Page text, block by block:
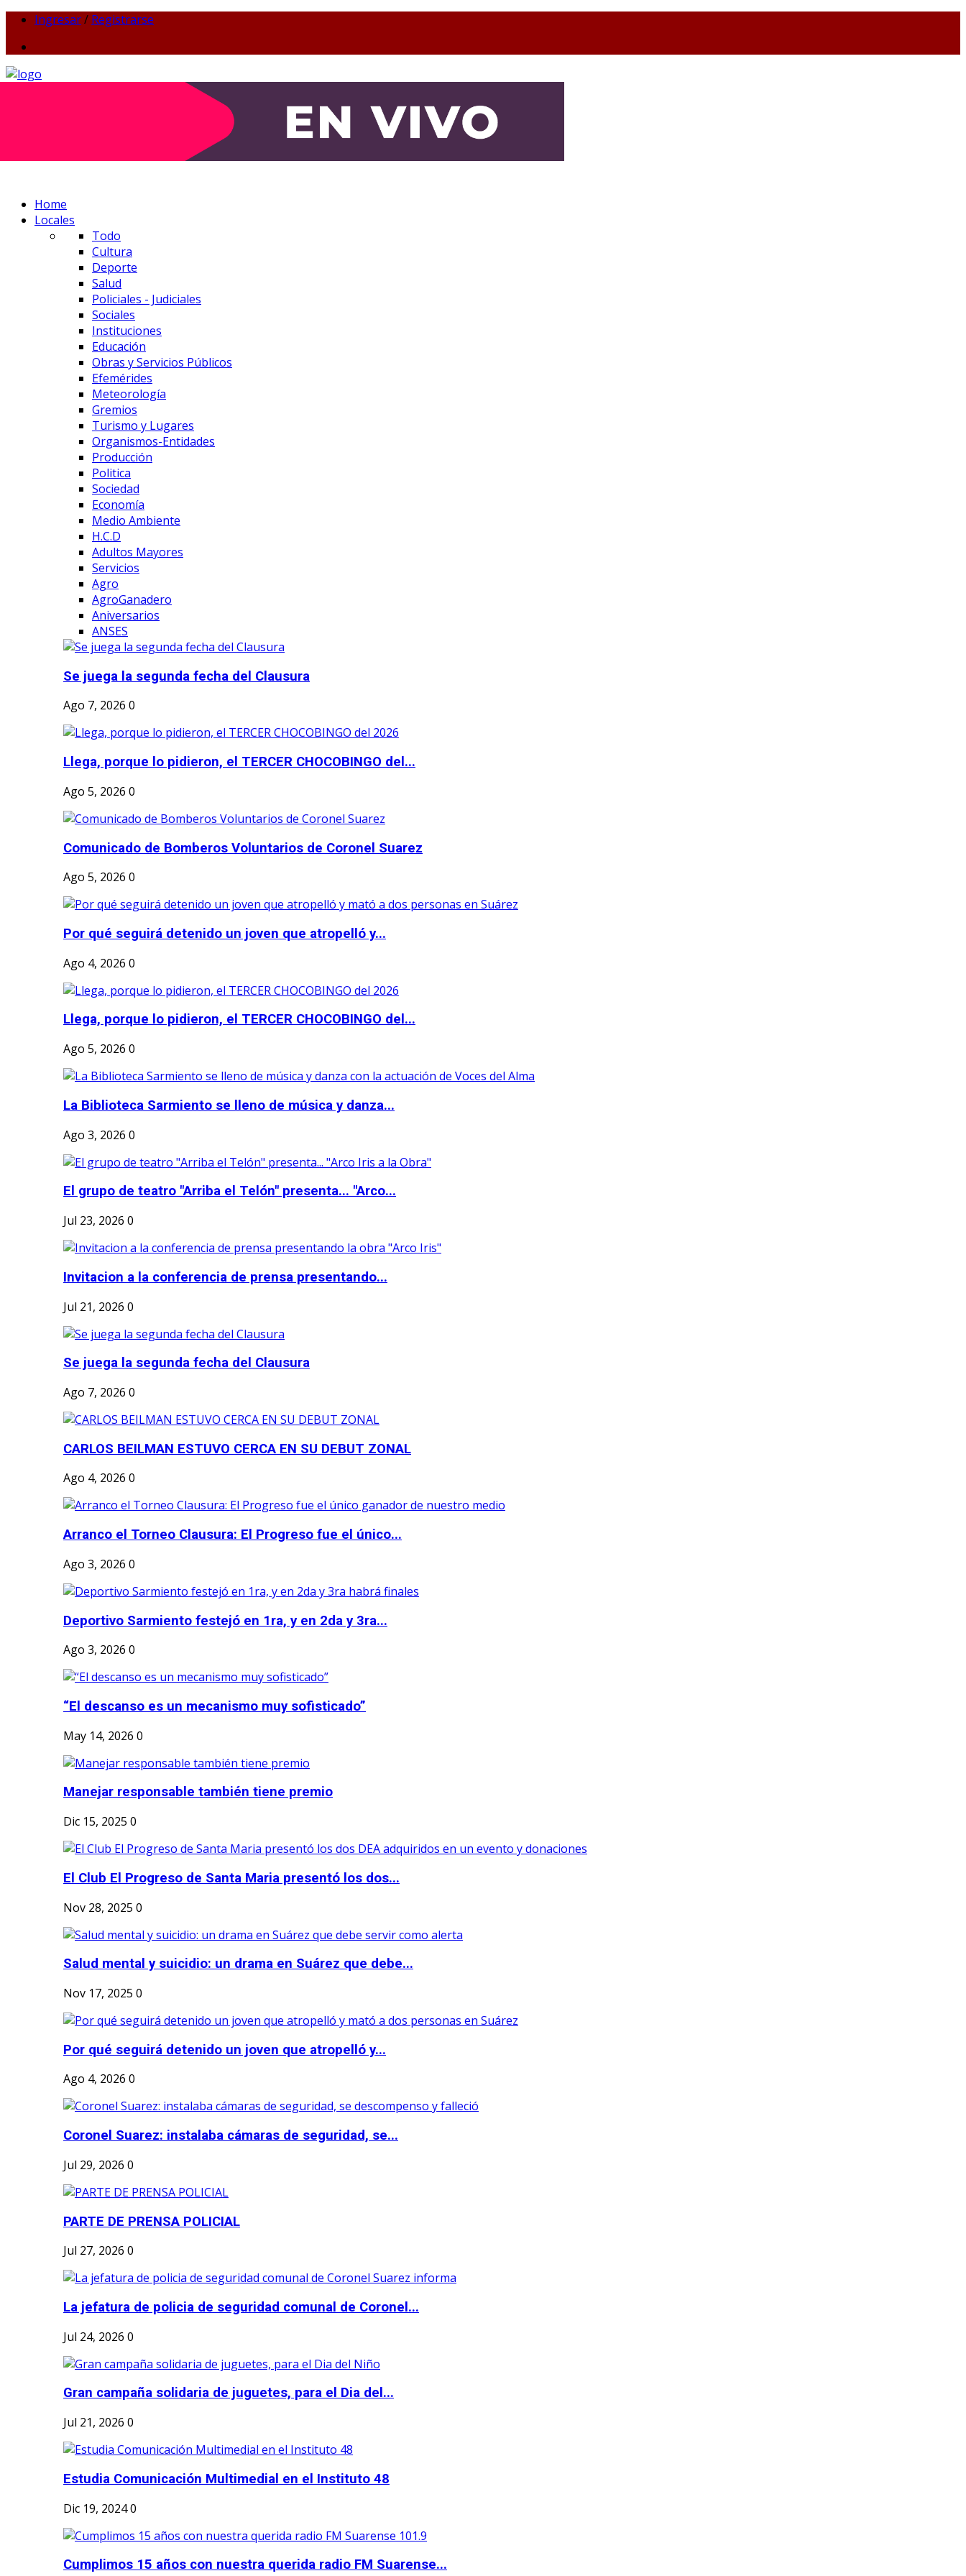
Ingresar/ Registrarse
Home
Locales
Todo
Cultura
Deporte
Salud
Policiales - Judiciales
Sociales
Instituciones
Educación
Obras y Servicios Públicos
Efemérides
Meteorología
Gremios
Turismo y Lugares
Organismos-Entidades
Producción
Politica
Sociedad
Economía
Medio Ambiente
H.C.D
Adultos Mayores
Servicios
Agro
AgroGanadero
Aniversarios
ANSES
Se juega la segunda fecha del Clausura
Ago 7, 2026 0
Llega, porque lo pidieron, el TERCER CHOCOBINGO del...
Ago 5, 2026 0
Comunicado de Bomberos Voluntarios de Coronel Suarez
Ago 5, 2026 0
Por qué seguirá detenido un joven que atropelló y...
Ago 4, 2026 0
Llega, porque lo pidieron, el TERCER CHOCOBINGO del...
Ago 5, 2026 0
La Biblioteca Sarmiento se lleno de música y danza...
Ago 3, 2026 0
El grupo de teatro "Arriba el Telón" presenta... "Arco...
Jul 23, 2026 0
Invitacion a la conferencia de prensa presentando...
Jul 21, 2026 0
Se juega la segunda fecha del Clausura
Ago 7, 2026 0
CARLOS BEILMAN ESTUVO CERCA EN SU DEBUT ZONAL
Ago 4, 2026 0
Arranco el Torneo Clausura: El Progreso fue el único...
Ago 3, 2026 0
Deportivo Sarmiento festejó en 1ra, y en 2da y 3ra...
Ago 3, 2026 0
“El descanso es un mecanismo muy sofisticado”
May 14, 2026 0
Manejar responsable también tiene premio
Dic 15, 2025 0
El Club El Progreso de Santa Maria presentó los dos...
Nov 28, 2025 0
Salud mental y suicidio: un drama en Suárez que debe...
Nov 17, 2025 0
Por qué seguirá detenido un joven que atropelló y...
Ago 4, 2026 0
Coronel Suarez: instalaba cámaras de seguridad, se...
Jul 29, 2026 0
PARTE DE PRENSA POLICIAL
Jul 27, 2026 0
La jefatura de policia de seguridad comunal de Coronel...
Jul 24, 2026 0
Gran campaña solidaria de juguetes, para el Dia del...
Jul 21, 2026 0
Estudia Comunicación Multimedial en el Instituto 48
Dic 19, 20240
Cumplimos 15 años con nuestra querida radio FM Suarense...